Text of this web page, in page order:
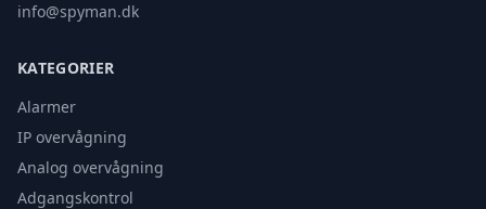
info@spyman.dk
KATEGORIER
Alarmer
IP overvågning
Analog overvågning
Adgangskontrol